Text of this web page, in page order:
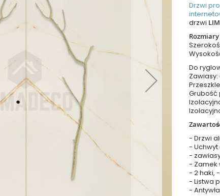
Drzwi
drzwi LIM
Do
Grubość
- Drzwi
- Uchwyt
-
- Zamek
- 2 haki,
- Listwa
-